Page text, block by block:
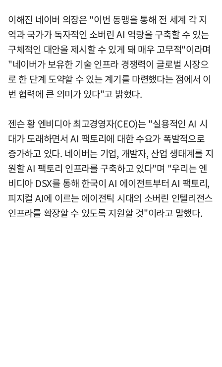
이해진 네이버 의장은 "이번 동맹을 통해 전 세계 각 지
역과 국가가 독자적인 소버린 AI 역량을 구축할 수 있는
구체적인 대안을 제시할 수 있게 돼 매우 고무적"이라며
"네이버가 보유한 기술 인프라 경쟁력이 글로벌 시장으
로 한 단계 도약할 수 있는 계기를 마련했다는 점에서 이
번 협력에 큰 의미가 있다"고 밝혔다.
젠슨 황 엔비디아 최고경영자(CEO)는 "실용적인 AI 시
대가 도래하면서 AI 팩토리에 대한 수요가 폭발적으로
증가하고 있다. 네이버는 기업, 개발자, 산업 생태계를 지
원할 AI 팩토리 인프라를 구축하고 있다"며 "우리는 엔
비디아 DSX를 통해 한국이 AI 에이전트부터 AI 팩토리,
피지컬 AI에 이르는 에이전틱 시대의 소버린 인텔리전스
인프라를 확장할 수 있도록 지원할 것"이라고 말했다.